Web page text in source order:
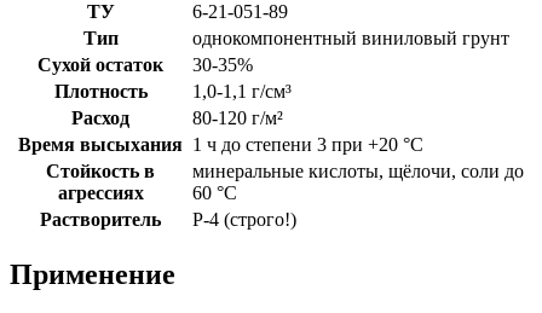
ТУ
6-21-051-89
Тип
однокомпонентный виниловый грунт
Сухой остаток
30-35%
Плотность
1,0-1,1 г/см³
Расход
80-120 г/м²
Время высыхания 1 ч до степени 3 при +20 °C
Стойкость в
агрессиях
минеральные кислоты, щёлочи, соли до
60 °C
Растворитель
Р-4 (строго!)
Применение